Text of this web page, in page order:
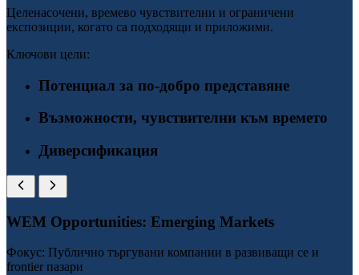
Целенасочени, времево чувствителни и ограничени
експозиции, когато са подходящи и приложими.
Ключови цели:
Потенциал за по-добро представяне
Възможности, чувствителни към времето
Диверсификация
WEM Opportunities: Emerging Markets
Фокус: Публично търгувани компании в развиващи се и
frontier пазари